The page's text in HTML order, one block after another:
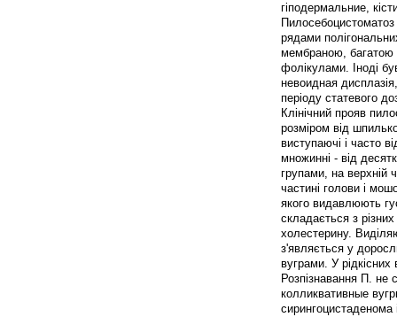
гіподермальние,
рядами
мембраною, багатою
фолікулами. Іноді
невоидная
періоду статевого
Клінічний прояв
розміром від
виступаючі і часто
множинні - від
групами, на верхній
частині голови і
якого видавлюють
складається з
холестерину.
з'являється у
вуграми. У
Розпізнавання П. не
колликвативные
сирингоцистаденома